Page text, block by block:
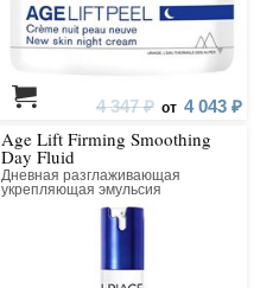
4 347 ₽ от 4 043 ₽
Age Lift Firming Smoothing
Day Fluid
Дневная разглаживающая
укрепляющая эмульсия